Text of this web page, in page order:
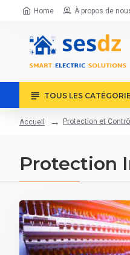
Home À propos de
TOUS LES
Accueil Protection et
Protection